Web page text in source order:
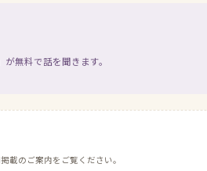
無料で話を聞きます。
載のご案内をご覧ください。